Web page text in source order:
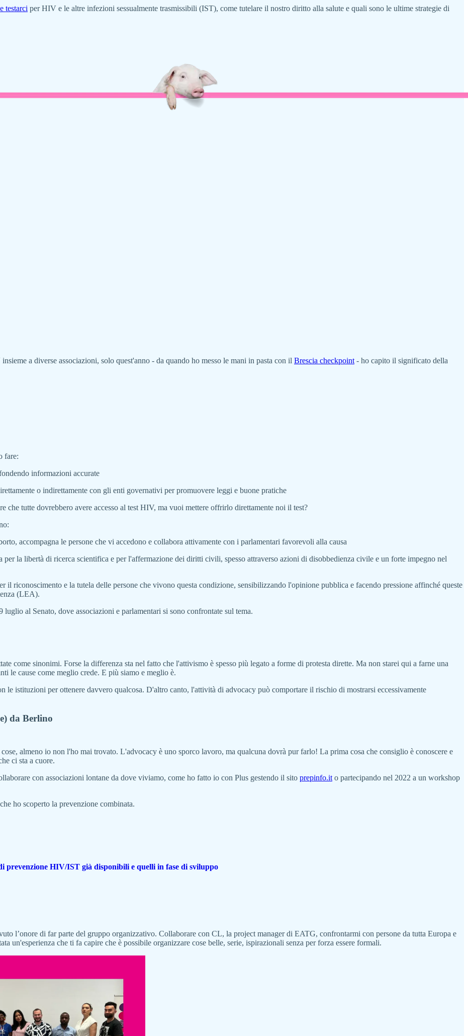
testarci per HIV e le altre infezioni sessualmente trasmissibili (IST), come tutelare il nostro diritto alla salute e quali sono le ultime strategie di
a diverse associazioni, solo quest'anno - da quando ho messo le mani in pasta con il Brescia checkpoint - ho capito il significato della
fare:
informazioni accurate
o indirettamente con gli enti governativi per promuovere leggi e buone pratiche
che tutte dovrebbero avere accesso al test HIV, ma vuoi mettere offrirlo direttamente noi il test?
accompagna le persone che vi accedono e collabora attivamente con i parlamentari favorevoli alla causa
per la libertà di ricerca scientifica e per l'affermazione dei diritti civili, spesso attraverso azioni di disobbedienza civile e un forte impegno nel
il riconoscimento e la tutela delle persone che vivono questa condizione, sensibilizzando l'opinione pubblica e facendo pressione affinché queste
(LEA).
luglio al Senato, dove associazioni e parlamentari si sono confrontate sul tema.
come sinonimi. Forse la differenza sta nel fatto che l'attivismo è spesso più legato a forme di protesta dirette. Ma non starei qui a farne una
le cause come meglio crede. E più siamo e meglio è.
le istituzioni per ottenere davvero qualcosa. D'altro canto, l'attività di advocacy può comportare il rischio di mostrarsi eccessivamente
da Berlino
almeno io non l'ho mai trovato. L'advocacy è uno sporco lavoro, ma qualcuna dovrà pur farlo! La prima cosa che consiglio è conoscere e
ci sta a cuore.
con associazioni lontane da dove viviamo, come ho fatto io con Plus gestendo il sito prepinfo.it o partecipando nel 2022 a un workshop
ho scoperto la prevenzione combinata.
prevenzione HIV/IST già disponibili e quelli in fase di sviluppo
l’onore di far parte del gruppo organizzativo. Collaborare con CL, la project manager di EATG, confrontarmi con persone da tutta Europa e
un'esperienza che ti fa capire che è possibile organizzare cose belle, serie, ispirazionali senza per forza essere formali.